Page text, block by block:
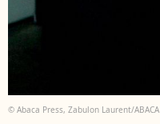
© Abaca Press, Zabulon Laurent/ABACA